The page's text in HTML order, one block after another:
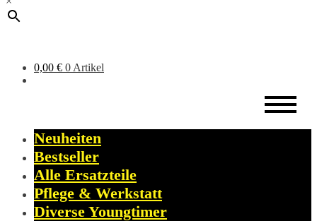
0,00 € 0 Artikel
Neuheiten
Bestseller
Alle Ersatzteile
Pflege & Werkstatt
Diverse Youngtimer